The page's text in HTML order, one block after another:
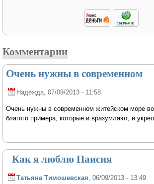
Комментарии
Очень нужны в современном
Надежда , 07/09/2013 - 11:58
Очень нужны в современном житейском море
благого примера, которые и вразумляют, и
Как я люблю Паисия
Татьяна Тимошевская , 06/09/2013 - 13:49